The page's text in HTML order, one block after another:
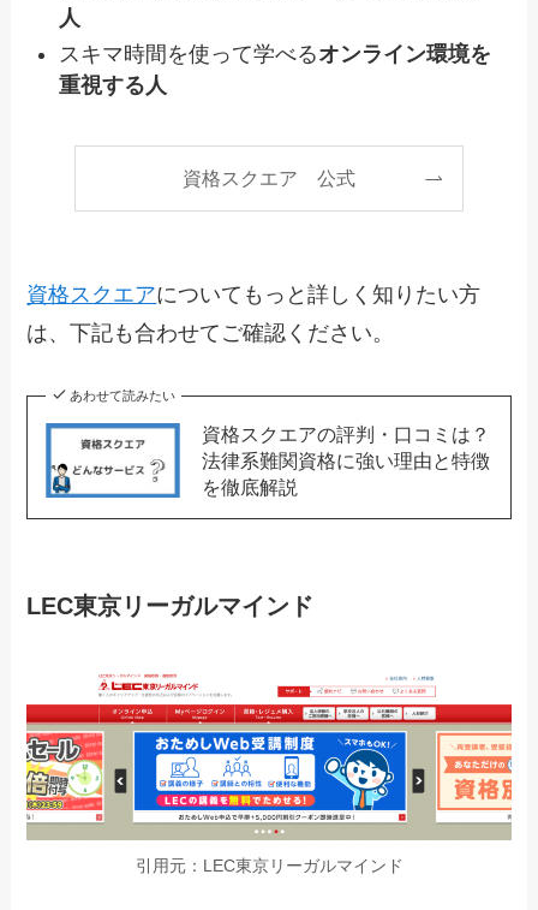
人
スキマ時間を使って学べるオンライン環境を
重視する人
資格スクエア 公式
資格スクエアについてもっと詳しく知りたい方
は、下記も合わせてご確認ください。
あわせて読みたい
資格スクエアの評判・口コミは？
法律系難関資格に強い理由と特徴
を徹底解説
LEC東京リーガルマインド
引用元：LEC東京リーガルマインド